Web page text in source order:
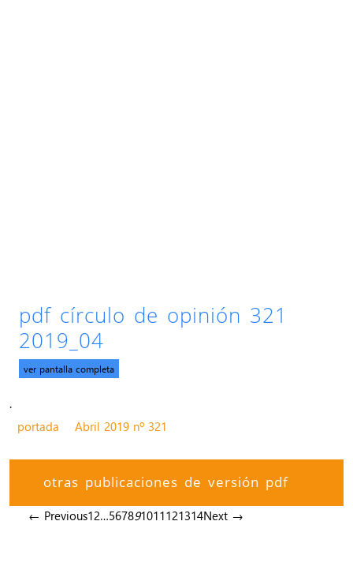
pdf círculo de opinión 321
2019_04
ver pantalla completa
.
portada
Abril 2019 nº 321
otras publicaciones de versión pdf
← Previous12…567891011121314Next →